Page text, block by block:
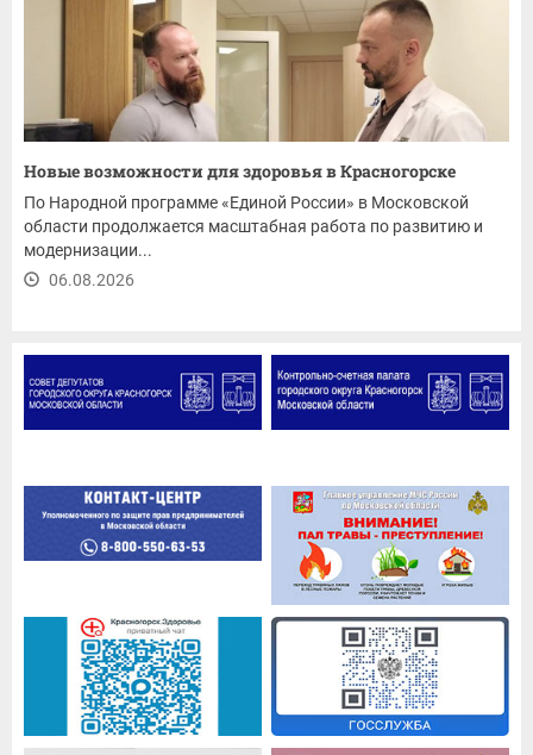
Новые возможности для здоровья в Красногорске
По Народной программе «Единой России» в Московской
области продолжается масштабная работа по развитию и
модернизации...
06.08.2026